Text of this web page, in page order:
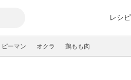
レシ
ピーマン オクラ 鶏もも肉